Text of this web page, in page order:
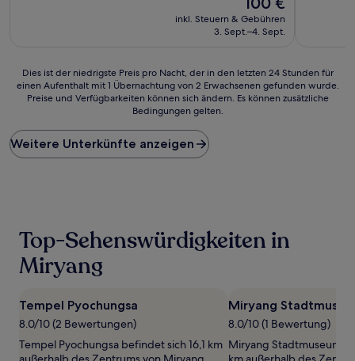
Preis
beträgt
inkl. Steuern & Gebühren
3. Sept.–4. Sept.
Dies
ist
Preis
pro
Nacht,
24 Stunden
einen
Aufenthalt
1 Übernachtung
2 Erwachsenen
gefunden
wurde.
Dies ist der niedrigste Preis pro Nacht, der in den letzten 24 Stunden für
einen Aufenthalt mit 1 Übernachtung von 2 Erwachsenen gefunden wurde.
Preise und Verfügbarkeiten können sich ändern. Es können zusätzliche
Bedingungen gelten.
Weitere Unterkünfte anzeigen
Top-Sehenswürdigkeiten in
Miryang
Tempel Pyochungsa
8.0/10 (2 Bewertungen)
Tempel Pyochungsa befindet sich 16,1 km
Miryang
8.0/10 (1 Bewertung)
Miryang Stadtmuseum